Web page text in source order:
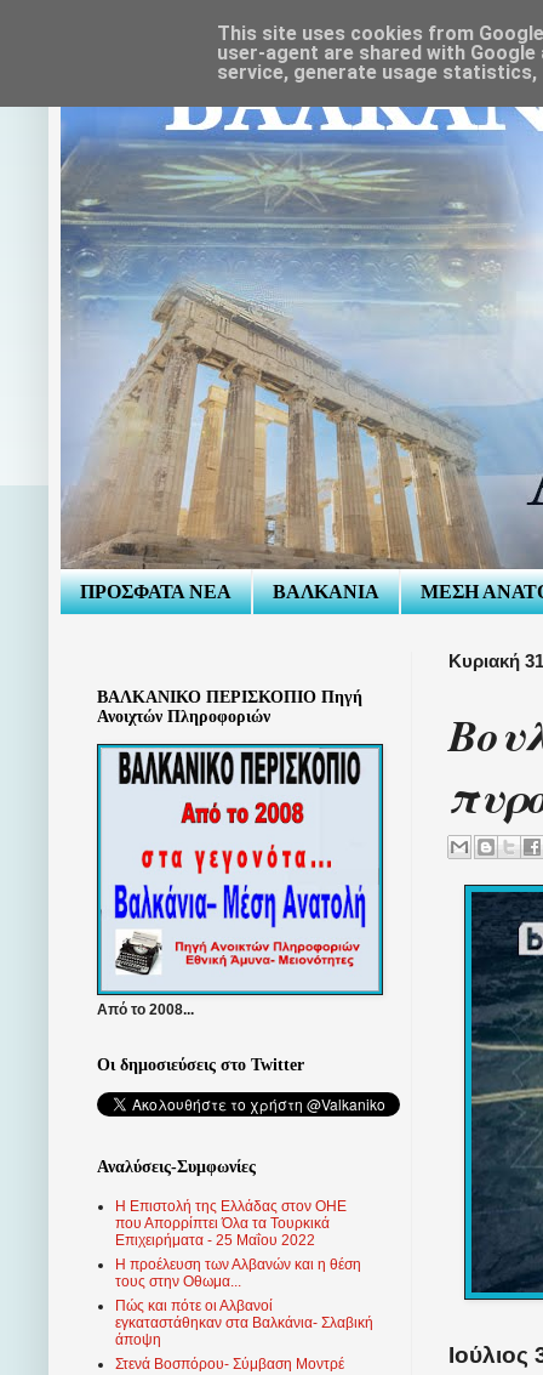
ΠΡΟΣΦΑΤΑ ΝΕΑ ΒΑΛΚΑΝΙΑ ΜΕΣΗ
Κυριακή
ΒΑΛΚΑΝΙΚΟ ΠΕΡΙΣΚΟΠΙΟ Πηγή
Ανοιχτών Πληροφοριών
Από το 2008...
Οι δημοσιεύσεις στο Twitter
Αναλύσεις-Συμφωνίες
Η Επιστολή της Ελλάδας στον ΟΗΕ
που Απορρίπτει Όλα τα Τουρκικά
Επιχειρήματα - 25 Μαΐου 2022
Η προέλευση των Αλβανών και η θέση
τους στην Οθωμα...
Πώς και πότε οι Αλβανοί
εγκαταστάθηκαν στα Βαλκάνια- Σλαβική
άποψη
Στενά Βοσπόρου- Σύμβαση Μοντρέ
This site uses cookies from
user-agent are shared with
service, generate usage statistics,